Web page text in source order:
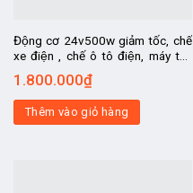
Động cơ 24v500w giảm tốc, chế
xe điện , chế ô tô điện, máy tời,
động cơ DC, kiêm máy phát điện
1.800.000₫
Thêm vào giỏ hàng